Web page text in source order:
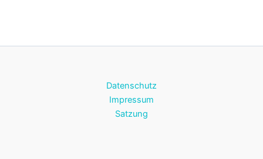
Datenschutz
Impressum
Satzung